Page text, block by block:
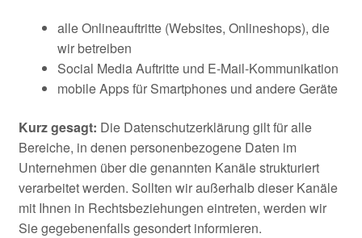
alle Onlineauftritte (Websites, Onlineshops), die
wir betreiben
Social Media Auftritte und E-Mail-Kommunikation
mobile Apps für Smartphones und andere Geräte
Kurz gesagt: Die Datenschutzerklärung gilt für alle
Bereiche, in denen personenbezogene Daten im
Unternehmen über die genannten Kanäle strukturiert
verarbeitet werden. Sollten wir außerhalb dieser Kanäle
mit Ihnen in Rechtsbeziehungen eintreten, werden wir
Sie gegebenenfalls gesondert informieren.